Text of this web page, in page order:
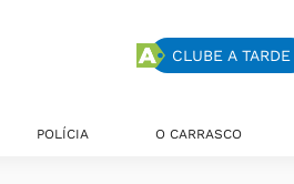
CLUBE A TARDE
POLÍCIA O CARRASCO